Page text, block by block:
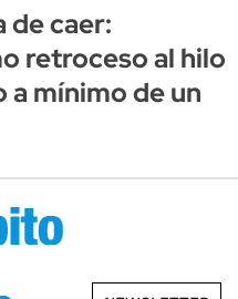
de caer:
retroceso al hilo
a mínimo de un